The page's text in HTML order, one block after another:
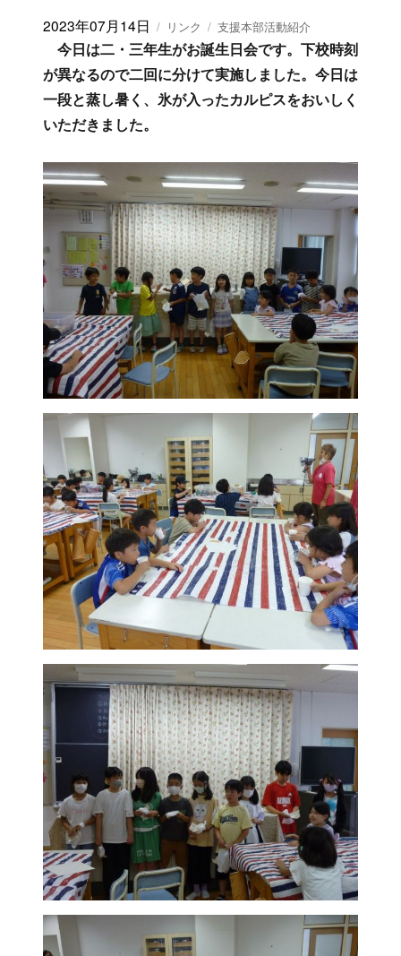
投
2023年07月14日
フ
ォ
ー
マ
ッ
リンク
カ
テ
ゴ
リ
ー
支援本部活動紹介
今日は二・三年生がお誕生日会です。下校時刻
が異なるので二回に分けて実施しました。今日は
一段と蒸し暑く、氷が入ったカルピスをおいしく
いただきました。